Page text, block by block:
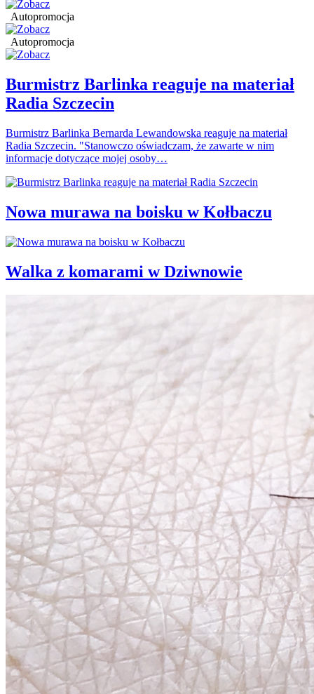
Autopromocja
Autopromocja
Burmistrz Barlinka reaguje na materiał
Radia Szczecin
Burmistrz Barlinka Bernarda Lewandowska reaguje na materiał
Radia Szczecin. "Stanowczo oświadczam, że zawarte w nim
informacje dotyczące mojej osoby…
Nowa murawa na boisku w Kołbaczu
Walka z komarami w Dziwnowie